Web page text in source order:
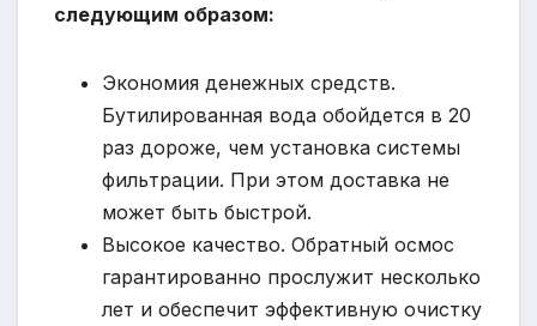
следующим образом:
Экономия денежных средств.
Бутилированная вода обойдется в 20
раз дороже, чем установка системы
фильтрации. При этом доставка не
может быть быстрой.
Высокое качество. Обратный осмос
гарантированно прослужит несколько
лет и обеспечит эффективную очистку